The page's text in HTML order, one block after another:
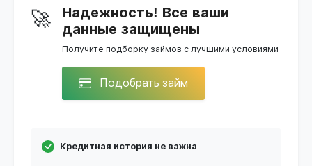
🚀
Надежность! Все ваши
данные защищены
Получите подборку займов с лучшими условиями
Подобрать займ
Кредитная история не важна